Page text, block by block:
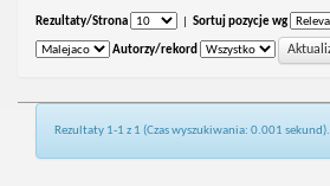
Rezultaty/Strona Sortuj pozycje wg
Autorzy/rekord
Rezultaty 1-1 z 1 (Czas wyszukiwania: 0.001 sekund).